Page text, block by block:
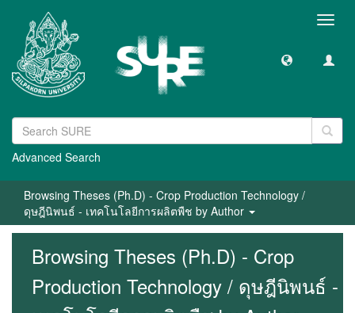
Advanced Search
Browsing Theses (Ph.D) - Crop Production Technology /
ดุษฎีนิพนธ์ - เทคโนโลยีการผลิตพืช by Author
Browsing Theses (Ph.D) - Crop
Production Technology / ดุษฎีนิพนธ์ -